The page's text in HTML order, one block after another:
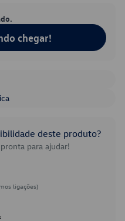
chegar!
deste produto?
para ajudar!
ligações)